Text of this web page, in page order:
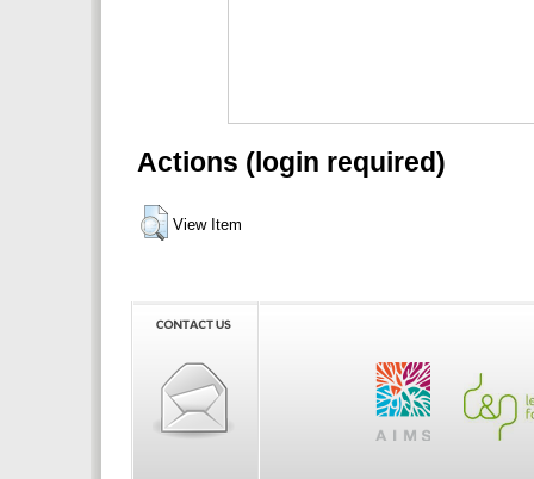
Actions (login required)
View Item